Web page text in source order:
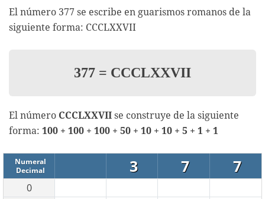
El número 377 se escribe en guarismos romanos de la
siguiente forma: CCCLXXVII
377 = CCCLXXVII
El número CCCLXXVII se construye de la siguiente
forma: 100 + 100 + 100 + 50 + 10 + 10 + 5 + 1 + 1
Numeral
Decimal
3 7 7
0